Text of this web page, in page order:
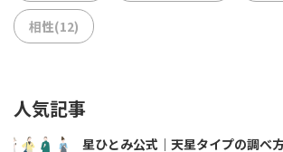
相性(12)
人気記事
星ひとみ公式｜天星タイプの調べ